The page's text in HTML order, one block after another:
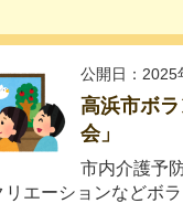
公開日：2025
高浜市ボ
会」
市内介護予
リエーションなどボ